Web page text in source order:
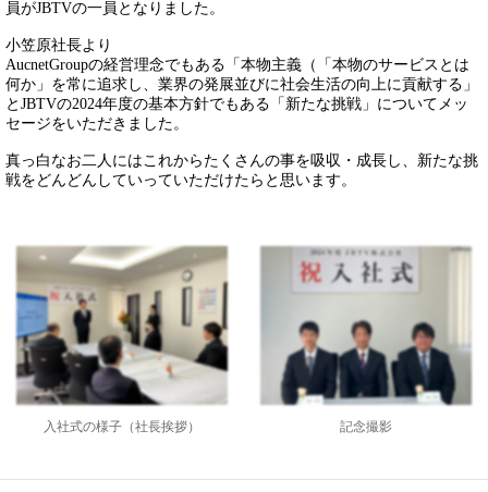
員がJBTVの一員となりました。
小笠原社長より
AucnetGroupの経営理念でもある「本物主義（「本物のサービスとは
何か」を常に追求し、業界の発展並びに社会生活の向上に貢献する」
とJBTVの2024年度の基本方針でもある「新たな挑戦」についてメッ
セージをいただきました。
真っ白なお二人にはこれからたくさんの事を吸収・成長し、新たな挑
戦をどんどんしていっていただけたらと思います。
入社式の様子（社長挨拶） 記念撮影